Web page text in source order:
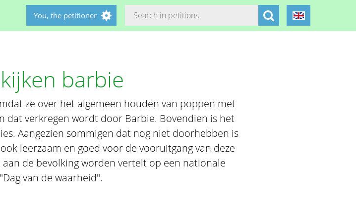
You, the petitioner
barbie
ze over het algemeen houden van poppen met
dat verkregen wordt door Barbie. Bovendien is het
Aangezien sommigen dat nog niet doorhebben is
leerzaam en goed voor de vooruitgang van deze
de bevolking worden vertelt op een nationale
van de waarheid".